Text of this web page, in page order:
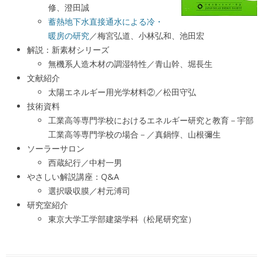
修、澄田誠
蓄熱地下水直接通水による冷・
暖房の研究／梅宮弘道、小林弘和、池田宏
解説：新素材シリーズ
無機系人造木材の調湿特性／青山幹、堀長生
文献紹介
太陽エネルギー用光学材料②／松田守弘
技術資料
工業高等専門学校におけるエネルギー研究と教育－宇部
工業高等専門学校の場合－／真鍋惇、山根彌生
ソーラーサロン
西蔵紀行／中村一男
やさしい解説講座：Q&A
選択吸収膜／村元溥司
研究室紹介
東京大学工学部建築学科（松尾研究室）